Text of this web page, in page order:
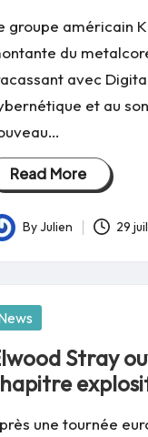
groupe américain
du
avec
et au
Read More
ByJulien 29
Stray
une tournée